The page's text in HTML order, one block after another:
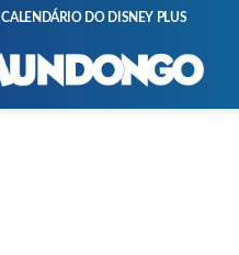
CALENDÁRIO DO DISNEY PLUS